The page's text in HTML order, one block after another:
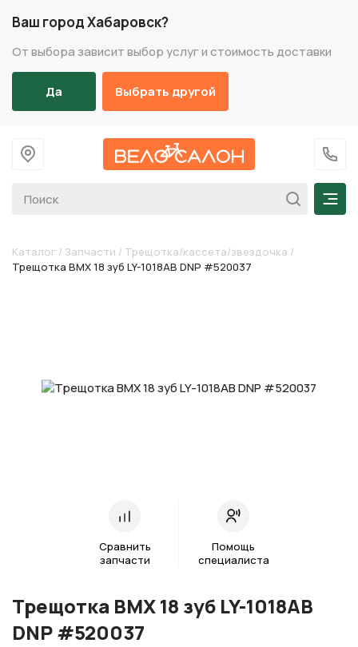
Ваш город Хабаровск?
От выбора зависит выбор услуг и стоимость доставки
Да Выбрать другой
На главную
+7
Каталог / Запчасти / Трещотка/кассета/звездочка /
Трещотка BMX 18 зуб LY-1018AB DNP #520037
Сравнить
запчасти
Помощь
специалиста
Трещотка BMX 18 зуб LY-1018AB
DNP #520037